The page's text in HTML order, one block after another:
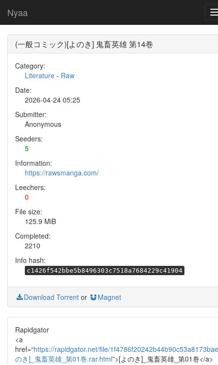
Nyaa
(一般コミック)[よのき] 鬼畜英雄 第14巻
Category:
Literature - Raw
Date:
2026-04-24 05:25
Submitter:
Anonymous
Seeders:
5
Information:
https://rawsmanga.com/
Leechers:
0
File size:
125.9 MiB
Completed:
2210
Info hash:
c1426f542bbe5b8496303c7518a7684229c41904
Download Torrent or Magnet
Rapidgator
<a
href=“https://rapidgator.net/file/
のき]_鬼畜英雄_第01巻.rar.html”>[よのき]_鬼畜英雄_第01巻</a>